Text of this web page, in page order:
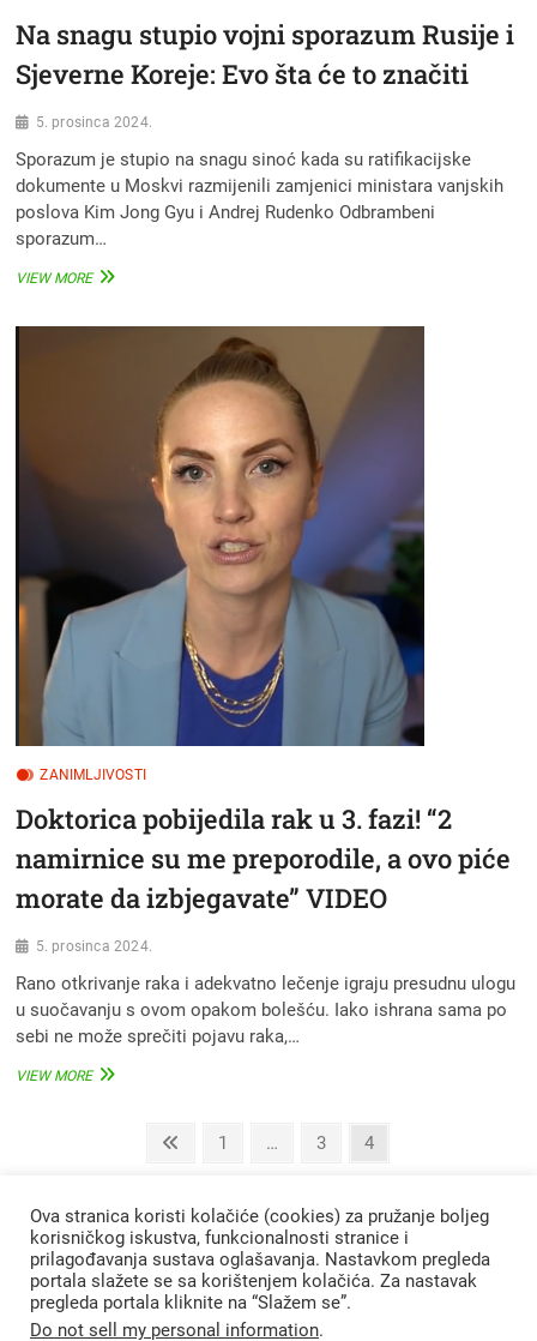
Na snagu stupio vojni sporazum Rusije i
Sjeverne Koreje: Evo šta će to značiti
5. prosinca 2024.
Sporazum je stupio na snagu sinoć kada su ratifikacijske
dokumente u Moskvi razmijenili zamjenici ministara vanjskih
poslova Kim Jong Gyu i Andrej Rudenko Odbrambeni
sporazum…
VIEW MORENA
SJEVERNE
ZANIMLJIVOSTI
Doktorica pobijedila rak u 3. fazi! “2
namirnice su me preporodile, a ovo piće
morate da izbjegavate” VIDEO
5. prosinca 2024.
Rano otkrivanje raka i adekvatno lečenje igraju presudnu ulogu
u suočavanju s ovom opakom bolešću. Iako ishrana sama po
sebi ne može sprečiti pojavu raka,…
VIEW MOREDOKTORICA
NAMIRNICE
SU
ME
PREPORODILE,
A
OVO
objava
Previous
Page
1 … Page
3 Page
4
Ova stranica koristi kolačiće (cookies) za pružanje boljeg
korisničkog iskustva, funkcionalnosti stranice i
prilagođavanja sustava oglašavanja. Nastavkom pregleda
portala slažete se sa korištenjem kolačića. Za nastavak
pregleda portala kliknite na “Slažem se”.
Do not sell my personal information.